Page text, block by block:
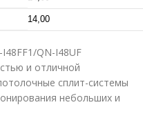
14,00
QN-I48UF
и отличной
сплит-системы
небольших и